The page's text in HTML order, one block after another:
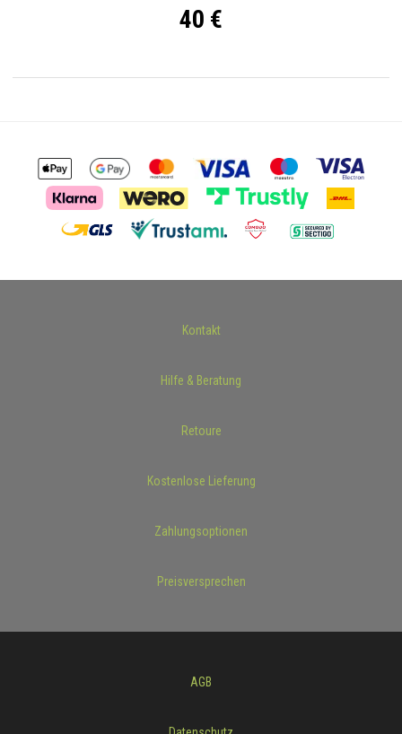
40 €
Kontakt
Hilfe & Beratung
Retoure
Kostenlose Lieferung
Zahlungsoptionen
Preisversprechen
AGB